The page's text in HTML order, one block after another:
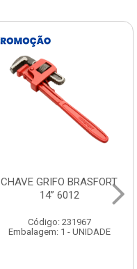
CHAVE GRIFO BRASFORT
14” 6012
Código: 231967
Embalagem: 1 - UNIDADE